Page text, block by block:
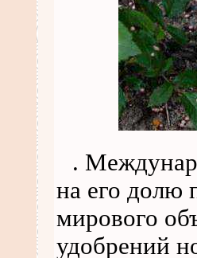
.
на его долю
мирового
удобрений